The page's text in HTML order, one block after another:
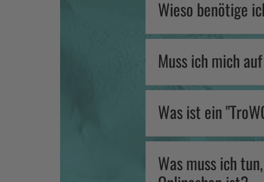
Wieso benötige
Muss ich mich
Was ist ein
Was muss ich